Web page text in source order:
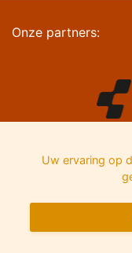
Onze partners:
Uw ervaring op